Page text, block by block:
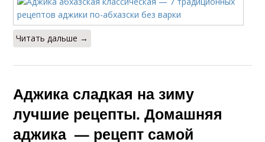
Читать дальше →
Аджика сладкая на зиму
лучшие рецепты. Домашняя
аджика — рецепт самой